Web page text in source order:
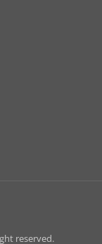
reserved.